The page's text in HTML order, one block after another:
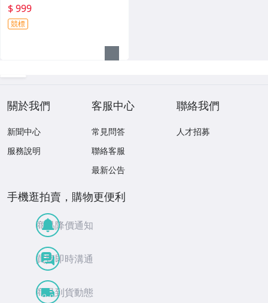
$ 999
競標
關於我們
新聞中心
服務說明
客服中心
常見問答
聯絡客服
最新公告
聯絡我們
人才招募
手機逛拍賣，購物更便利
商品降價通知
買賣即時溝通
商品到貨動態